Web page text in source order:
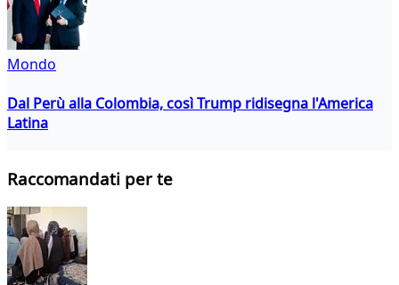
Mondo
Dal Perù alla Colombia, così Trump ridisegna l'America
Latina
Raccomandati per te